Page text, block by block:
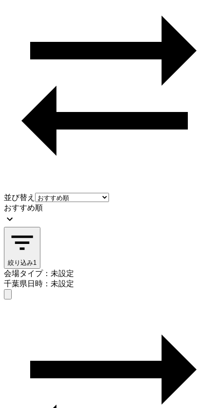
並び替え
おすすめ順
絞り込み1
会場タイプ：未設定
千葉県日時：未設定